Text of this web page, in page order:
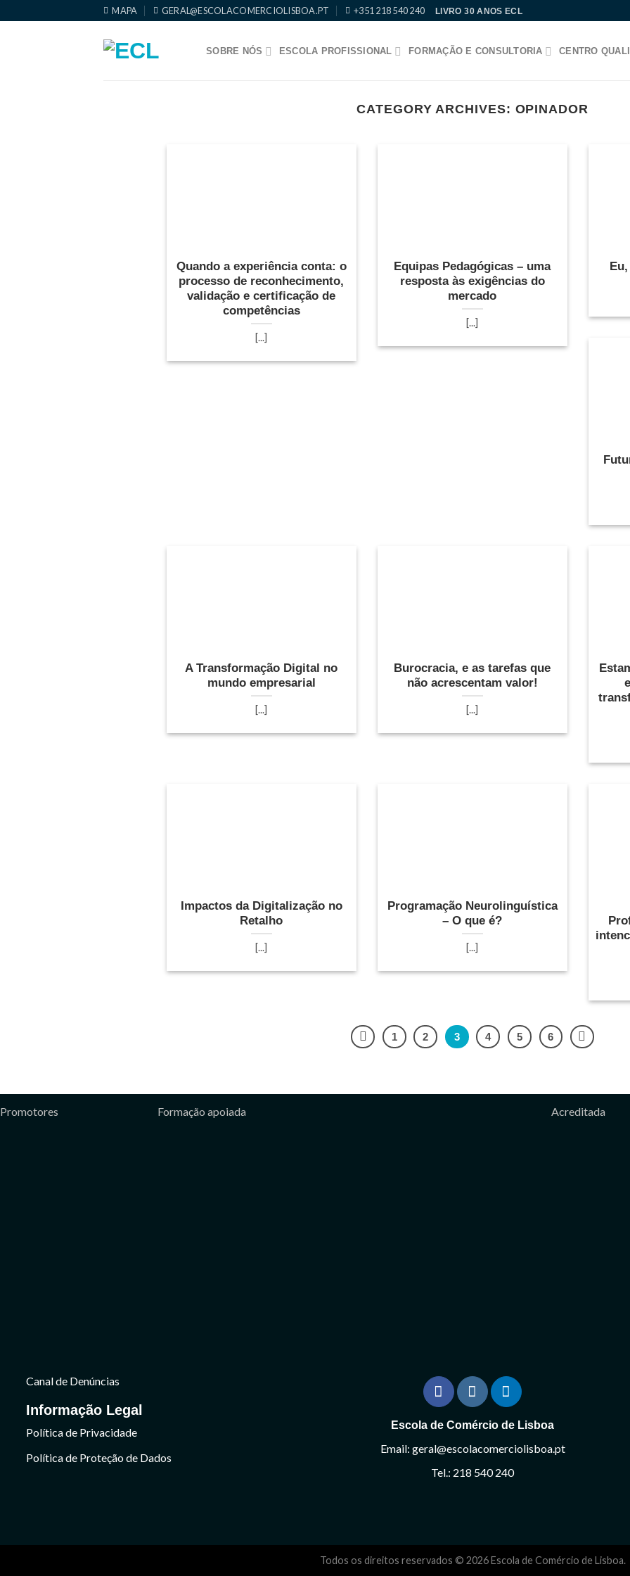
to
MAPA GERAL@ESCOLACOMERCIOLISBOA.PT +351 218 540 240 LIVRO 30 ANOS ECL
SOBRE NÓS ESCOLA PROFISSIONAL FORMAÇÃO E CONSULTORIA CENTRO
CATEGORY ARCHIVES: OPINADOR
Quando a experiência conta: o
processo de reconhecimento,
validação e certificação de
competências
[...]
Equipas Pedagógicas – uma
resposta às exigências do
mercado
[...]
A Transformação Digital no
mundo empresarial
[...]
Burocracia, e as tarefas que
não acrescentam valor!
[...]
Impactos da Digitalização no
Retalho
[...]
Programação Neurolinguística
– O que é?
[...]
1 2 3 4 5 6
Promotores Formação apoiada Acreditada
Canal de Denúncias
Informação Legal
Política de Privacidade
Política de Proteção de Dados
Escola de Comércio de Lisboa
Email: geral@escolacomerciolisboa.pt
Tel.: 218 540 240
Todos os direitos reservados © 2026 Escola de Comércio de Lisboa.